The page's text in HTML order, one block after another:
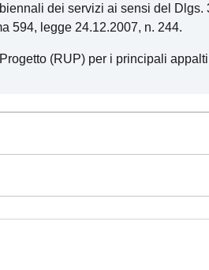
dei servizi ai sensi del
594, legge 24.12.2007, n. 244.
(RUP) per i principali